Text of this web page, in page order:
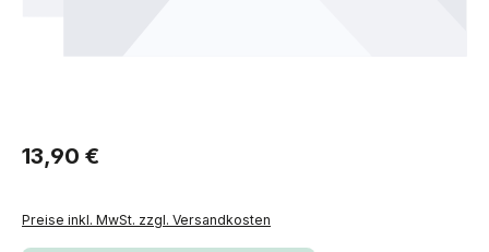
Regulärer Preis:
13,90 €
Preise inkl. MwSt. zzgl. Versandkosten